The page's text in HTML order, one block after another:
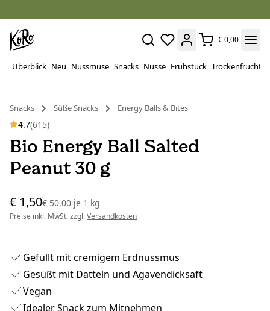
€ 0,00
Überblick Neu Nussmuse Snacks Nüsse Frühstück Trockenfrüchte
Snacks
Süße Snacks Energy Balls & Bites
4.7(615)
Bio Energy Ball Salted
Peanut 30 g
€ 1,50€ 50,00 je 1 kg
Preise inkl. MwSt. zzgl.Versandkosten
Gefüllt mit cremigem Erdnussmus
Gesüßt mit Datteln und Agavendicksaft
Vegan
Idealer Snack zum Mitnehmen